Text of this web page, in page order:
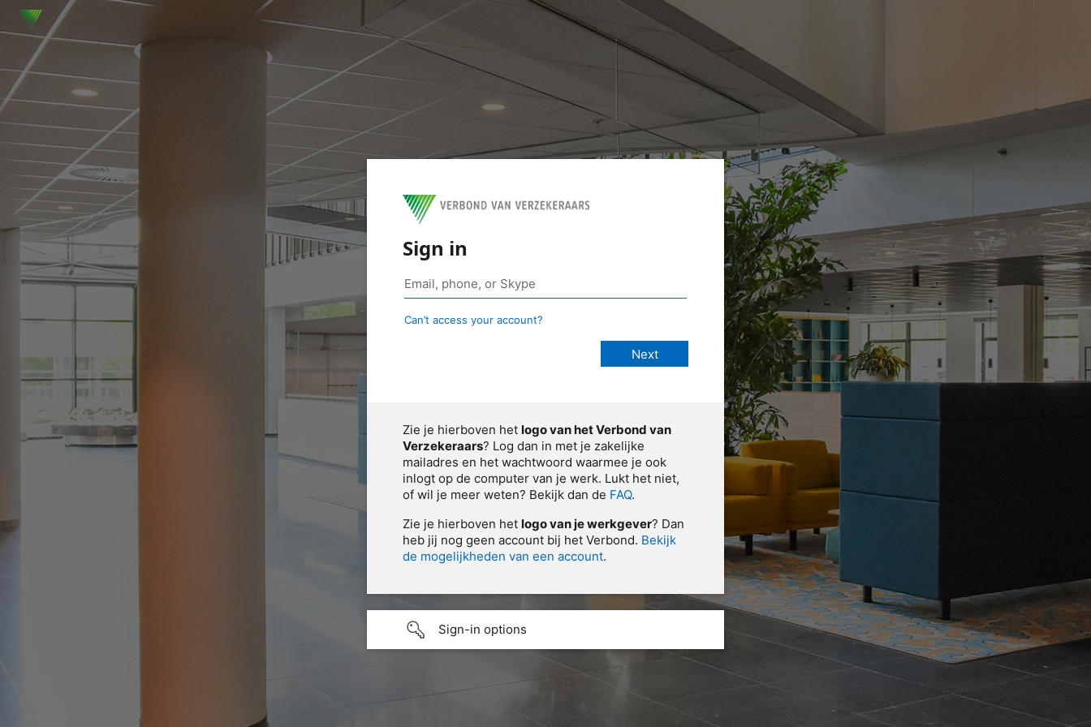
Sign in
Can’t access your account?
Zie je hierboven het logo van het Verbond van
Verzekeraars? Log dan in met je zakelijke
mailadres en het wachtwoord waarmee je ook
inlogt op de computer van je werk. Lukt het niet,
of wil je meer weten? Bekijk dan de FAQ.
Zie je hierboven het logo van je werkgever? Dan
heb jij nog geen account bij het Verbond. Bekijk
de mogelijkheden van een account.
Sign-in options